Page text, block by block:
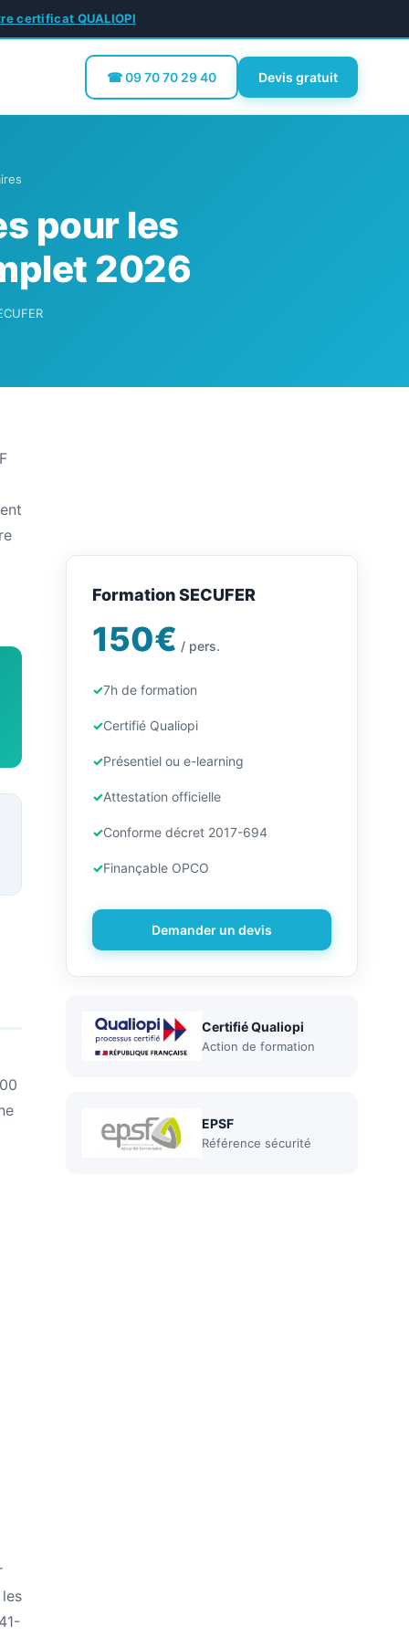
certificat QUALIOPI
☎ 09 70 70 29 40 Devis gratuit
pour les
2026
Formation SECUFER
150€ / pers.
7h de formation
Certifié Qualiopi
Présentiel ou e-learning
Attestation officielle
Conforme décret 2017-694
Finançable OPCO
Demander un devis
Certifié Qualiopi
Action de formation
EPSF
Référence sécurité